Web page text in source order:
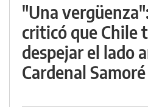
"Una
criticó que Chile
despejar el lado
Cardenal Samoré